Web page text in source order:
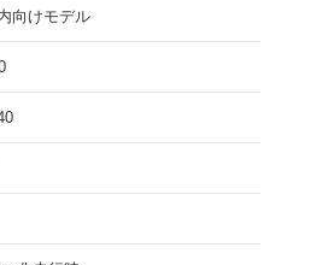
向けモデル